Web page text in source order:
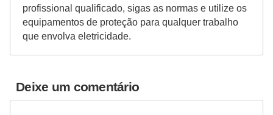
profissional qualificado, sigas as normas e utilize os
equipamentos de proteção para qualquer trabalho
que envolva eletricidade.
Deixe um comentário